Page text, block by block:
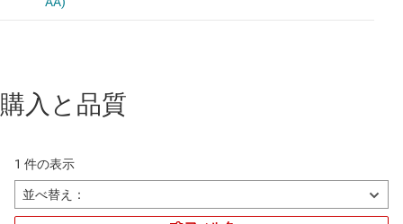
購入と品質